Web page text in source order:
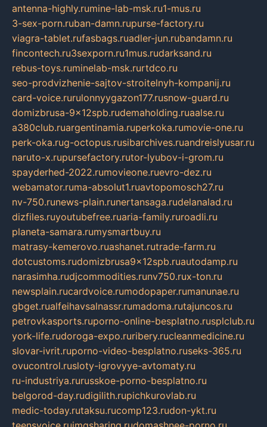
antenna-highly.rumine-lab-msk.ru1-mus.ru
3-sex-porn.ruban-damn.rupurse-factory.ru
viagra-tablet.rufasbags.ruadler-jun.rubandamn.ru
fincontech.ru3sexporn.ru1mus.rudarksand.ru
rebus-toys.ruminelab-msk.rurtdco.ru
seo-prodvizhenie-sajtov-stroitelnyh-kompanij.ru
card-voice.rurulonnyygazon177.rusnow-guard.ru
domizbrusa-9x12spb.rudemaholding.ruaalse.ru
a380club.ruargentinamia.ruperkoka.rumovie-one.ru
perk-oka.rug-octopus.rusibarchives.ruandreislyusar.ru
naruto-x.rupursefactory.rutor-lyubov-i-grom.ru
spayderhed-2022.rumovieone.ruevro-dez.ru
webamator.ruma-absolut1.ruavtopomosch27.ru
nv-750.runews-plain.runertansaga.rudelanalad.ru
dizfiles.ruyoutubefree.ruaria-family.ruroadli.ru
planeta-samara.rumysmartbuy.ru
matrasy-kemerovo.ruashanet.rutrade-farm.ru
dotcustoms.rudomizbrusa9x12spb.ruautodamp.ru
narasimha.rudjcommodities.runv750.rux-ton.ru
newsplain.rucardvoice.rumodopaper.rumanunae.ru
gbget.rualfeihavsalnassr.rumadoma.rutajuncos.ru
petrovkasports.ruporno-online-besplatno.rusplclub.ru
york-life.rudoroga-expo.ruribery.rucleanmedicine.ru
slovar-ivrit.ruporno-video-besplatno.ruseks-365.ru
ovucontrol.rusloty-igrovyye-avtomaty.ru
ru-industriya.rurusskoe-porno-besplatno.ru
belgorod-day.rudigilith.rupichkurovlab.ru
medic-today.rutaksu.rucomp123.rudon-ykt.ru